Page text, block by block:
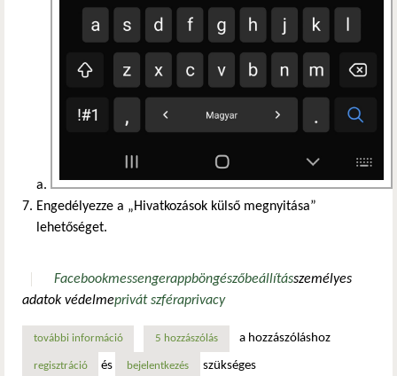
Engedélyezze a „Hivatkozások külső megnyitása”
lehetőséget.
Facebookmessengerappböngészőbeállításszemélyes
adatok védelmeprivát szféraprivacy
további információfacebook és messenger app beállítása külső böngésző
5 hozzászólás a hozzászóláshoz
regisztráció és bejelentkezés szükséges